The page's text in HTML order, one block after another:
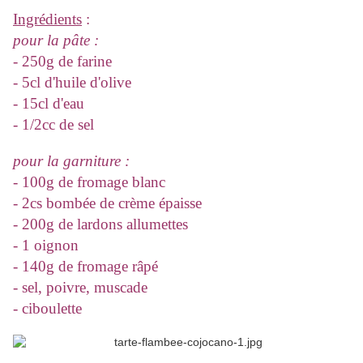
Ingrédients :
pour la pâte :
- 250g de farine
- 5cl d'huile d'olive
- 15cl d'eau
- 1/2cc de sel
pour la garniture :
- 100g de fromage blanc
- 2cs bombée de crème épaisse
- 200g de lardons allumettes
- 1 oignon
- 140g de fromage râpé
- sel, poivre, muscade
- ciboulette